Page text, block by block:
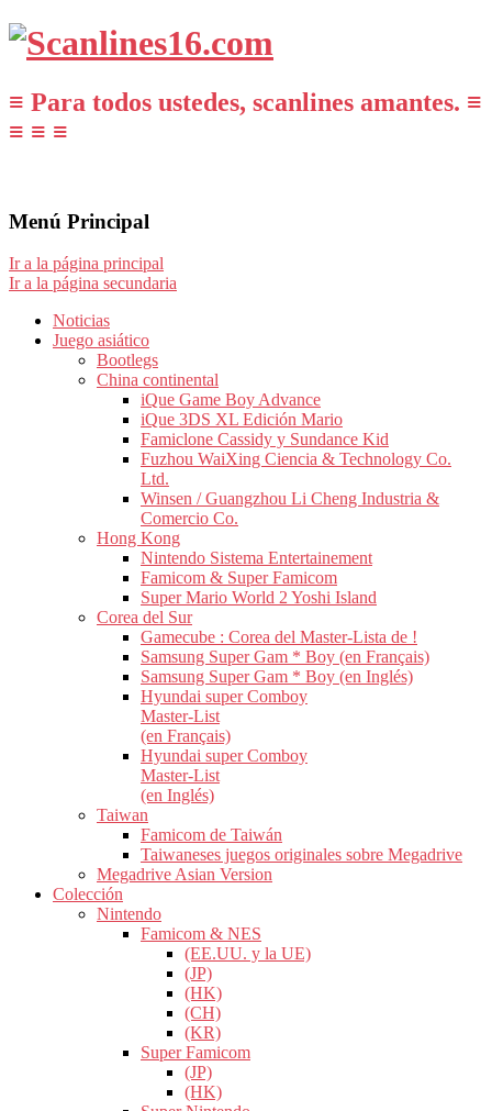
≡ Para todos ustedes, scanlines amantes. ≡
≡ ≡ ≡
Menú Principal
Ir a la página principal
Ir a la página secundaria
Noticias
Juego asiático
Bootlegs
China continental
iQue Game Boy Advance
iQue 3DS XL Edición Mario
Famiclone Cassidy y Sundance Kid
Fuzhou WaiXing Ciencia & Technology Co.
Ltd.
Winsen / Guangzhou Li Cheng Industria &
Comercio Co.
Hong Kong
Nintendo Sistema Entertainement
Famicom & Super Famicom
Super Mario World 2 Yoshi Island
Corea del Sur
Gamecube : Corea del Master-Lista de !
Samsung Super Gam * Boy (en Français)
Samsung Super Gam * Boy (en Inglés)
Hyundai super Comboy
Master-List
(en Français)
Hyundai super Comboy
Master-List
(en Inglés)
Taiwan
Famicom de Taiwán
Taiwaneses juegos originales sobre Megadrive
Megadrive Asian Version
Colección
Nintendo
Famicom & NES
(EE.UU. y la UE)
(JP)
(HK)
(CH)
(KR)
Super Famicom
(JP)
(HK)